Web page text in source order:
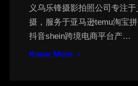
义乌乐锋摄影拍照公司专注
摄，服务于亚马逊temu淘宝
抖音shein跨境电商平台产…
Know More